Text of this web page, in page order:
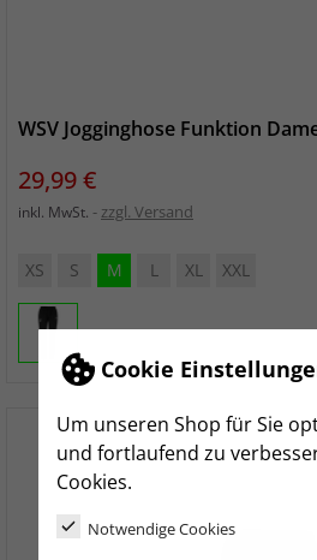
Cookie
Um unseren Shop für Sie
und fortlaufend zu
Cookies.
Notwendige Cookies
WSV Jogginghose Funktion
Preis
29,99 €
inkl. MwSt. zzgl. Versand
XS S M L XL XXL